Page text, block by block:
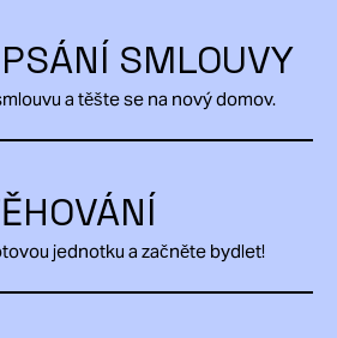
SMLOUVY
a těšte se na nový domov.
jednotku a začněte bydlet!